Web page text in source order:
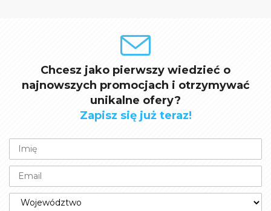
Chcesz jako pierwszy wiedzieć o
najnowszych promocjach i otrzymywać
unikalne ofery?
Zapisz się już teraz!